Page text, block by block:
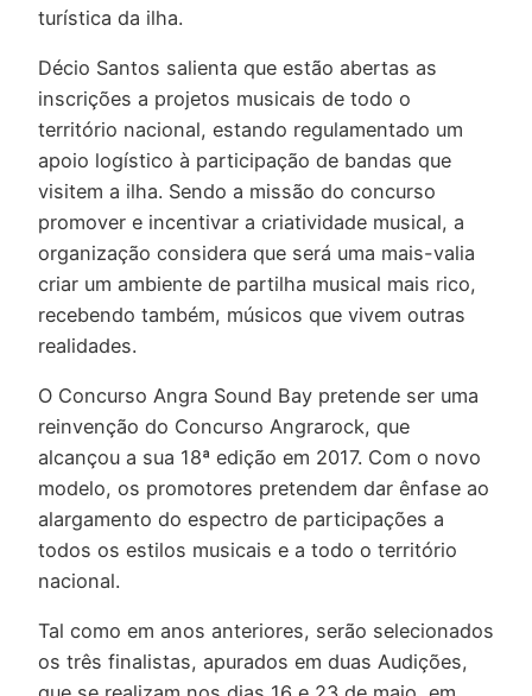
turística da ilha.
Décio Santos salienta que estão abertas as
inscrições a projetos musicais de todo o
território nacional, estando regulamentado um
apoio logístico à participação de bandas que
visitem a ilha. Sendo a missão do concurso
promover e incentivar a criatividade musical, a
organização considera que será uma mais-valia
criar um ambiente de partilha musical mais rico,
recebendo também, músicos que vivem outras
realidades.
O Concurso Angra Sound Bay pretende ser uma
reinvenção do Concurso Angrarock, que
alcançou a sua 18ª edição em 2017. Com o novo
modelo, os promotores pretendem dar ênfase ao
alargamento do espectro de participações a
todos os estilos musicais e a todo o território
nacional.
Tal como em anos anteriores, serão selecionados
os três finalistas, apurados em duas Audições,